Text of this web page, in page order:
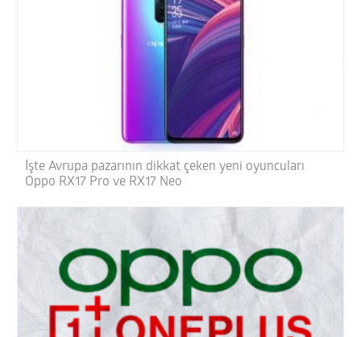
İşte Avrupa pazarının dikkat çeken yeni oyuncuları
Oppo RX17 Pro ve RX17 Neo